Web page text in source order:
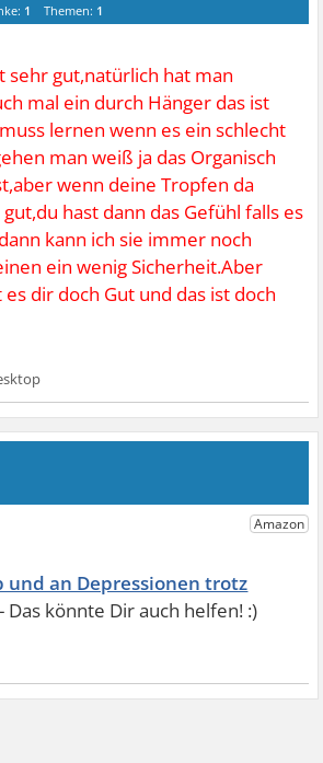
1 Themen: 1
sehr gut,natürlich hat man
mal ein durch Hänger das ist
lernen wenn es ein schlecht
man weiß ja das Organisch
wenn deine Tropfen da
hast dann das Gefühl falls es
kann ich sie immer noch
ein wenig Sicherheit.Aber
dir doch Gut und das ist doch
und an Depressionen trotz